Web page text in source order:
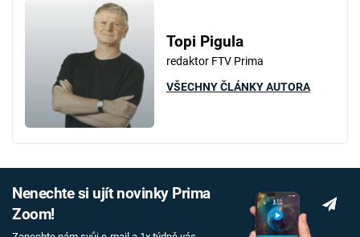
Topi Pigula
redaktor FTV Prima
VŠECHNY ČLÁNKY AUTORA
Nenechte si ujít novinky Prima
Zoom!